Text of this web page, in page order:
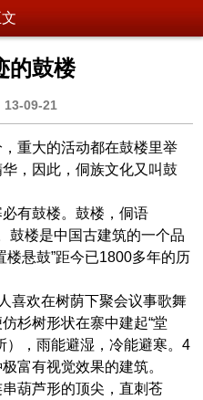
的鼓楼
13-09-21
重大的活动都在鼓楼里举
，因此，侗族文化又叫鼓
有鼓楼。鼓楼，侗语
鼓楼是中国古建筑的一个品
楼悬鼓”距今已1800多年的历
喜欢在树荫下聚会议事歌舞
杉树形状在寨中建起“堂
），雨能避湿，冷能避寒。4
富有视觉效果的建筑。
葫芦形的顶尖，直刺苍